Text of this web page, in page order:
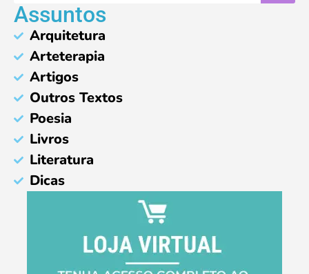
Assuntos
Arquitetura
Arteterapia
Artigos
Outros Textos
Poesia
Livros
Literatura
Dicas